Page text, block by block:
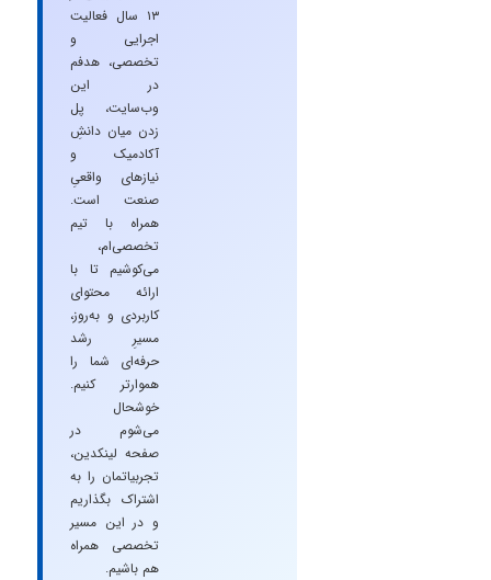
۱۳ سال فعالیت
اجرایی و
تخصصی، هدفم
در این
وب‌سایت، پل
زدن میان دانشِ
آکادمیک و
نیازهای واقعیِ
صنعت است.
همراه با تیم
تخصصی‌ام،
می‌کوشیم تا با
ارائه محتوای
کاربردی و به‌روز،
مسیرِ رشد
حرفه‌ای شما را
هموارتر کنیم.
خوشحال
می‌شوم در
صفحه لینکدین،
تجربیاتمان را به
اشتراک بگذاریم
و در این مسیر
تخصصی همراه
هم باشیم.